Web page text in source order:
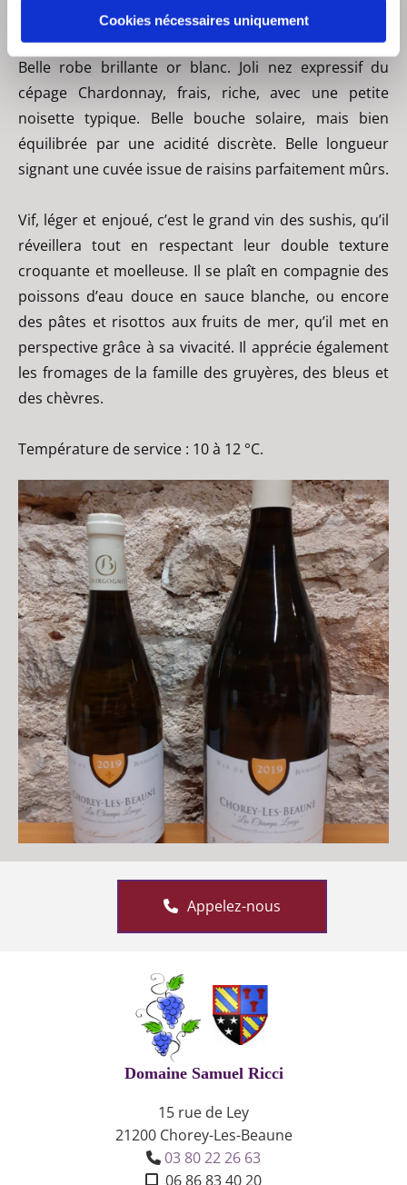
Cookies nécessaires uniquement
Belle robe brillante or blanc. Joli nez expressif du
cépage Chardonnay, frais, riche, avec une petite
noisette typique. Belle bouche solaire, mais bien
équilibrée par une acidité discrète. Belle longueur
signant une cuvée issue de raisins parfaitement mûrs.
Vif, léger et enjoué, c’est le grand vin des sushis, qu’il
réveillera tout en respectant leur double texture
croquante et moelleuse. Il se plaît en compagnie des
poissons d’eau douce en sauce blanche, ou encore
des pâtes et risottos aux fruits de mer, qu’il met en
perspective grâce à sa vivacité. Il apprécie également
les fromages de la famille des gruyères, des bleus et
des chèvres.
Température de service : 10 à 12 °C.
Appelez-nous
Domaine Samuel Ricci
15 rue de Ley
21200 Chorey-Les-Beaune
 03 80 22 26 63
 06 86 83 40 20